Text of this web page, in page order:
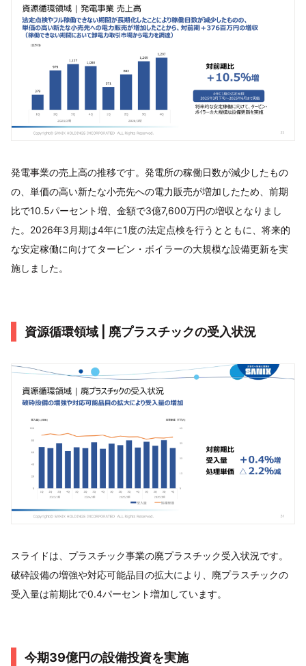
発電事業の売上高の推移です。発電所の稼働日数が減少したもの
の、単価の高い新たな小売先への電力販売が増加したため、前期
比で10.5パーセント増、金額で3億7,600万円の増収となりまし
た。2026年3月期は4年に1度の法定点検を行うとともに、将来的
な安定稼働に向けてタービン・ボイラーの大規模な設備更新を実
施しました。
資源循環領域 | 廃プラスチックの受入状況
スライドは、プラスチック事業の廃プラスチック受入状況です。
破砕設備の増強や対応可能品目の拡大により、廃プラスチックの
受入量は前期比で0.4パーセント増加しています。
今期39億円の設備投資を実施